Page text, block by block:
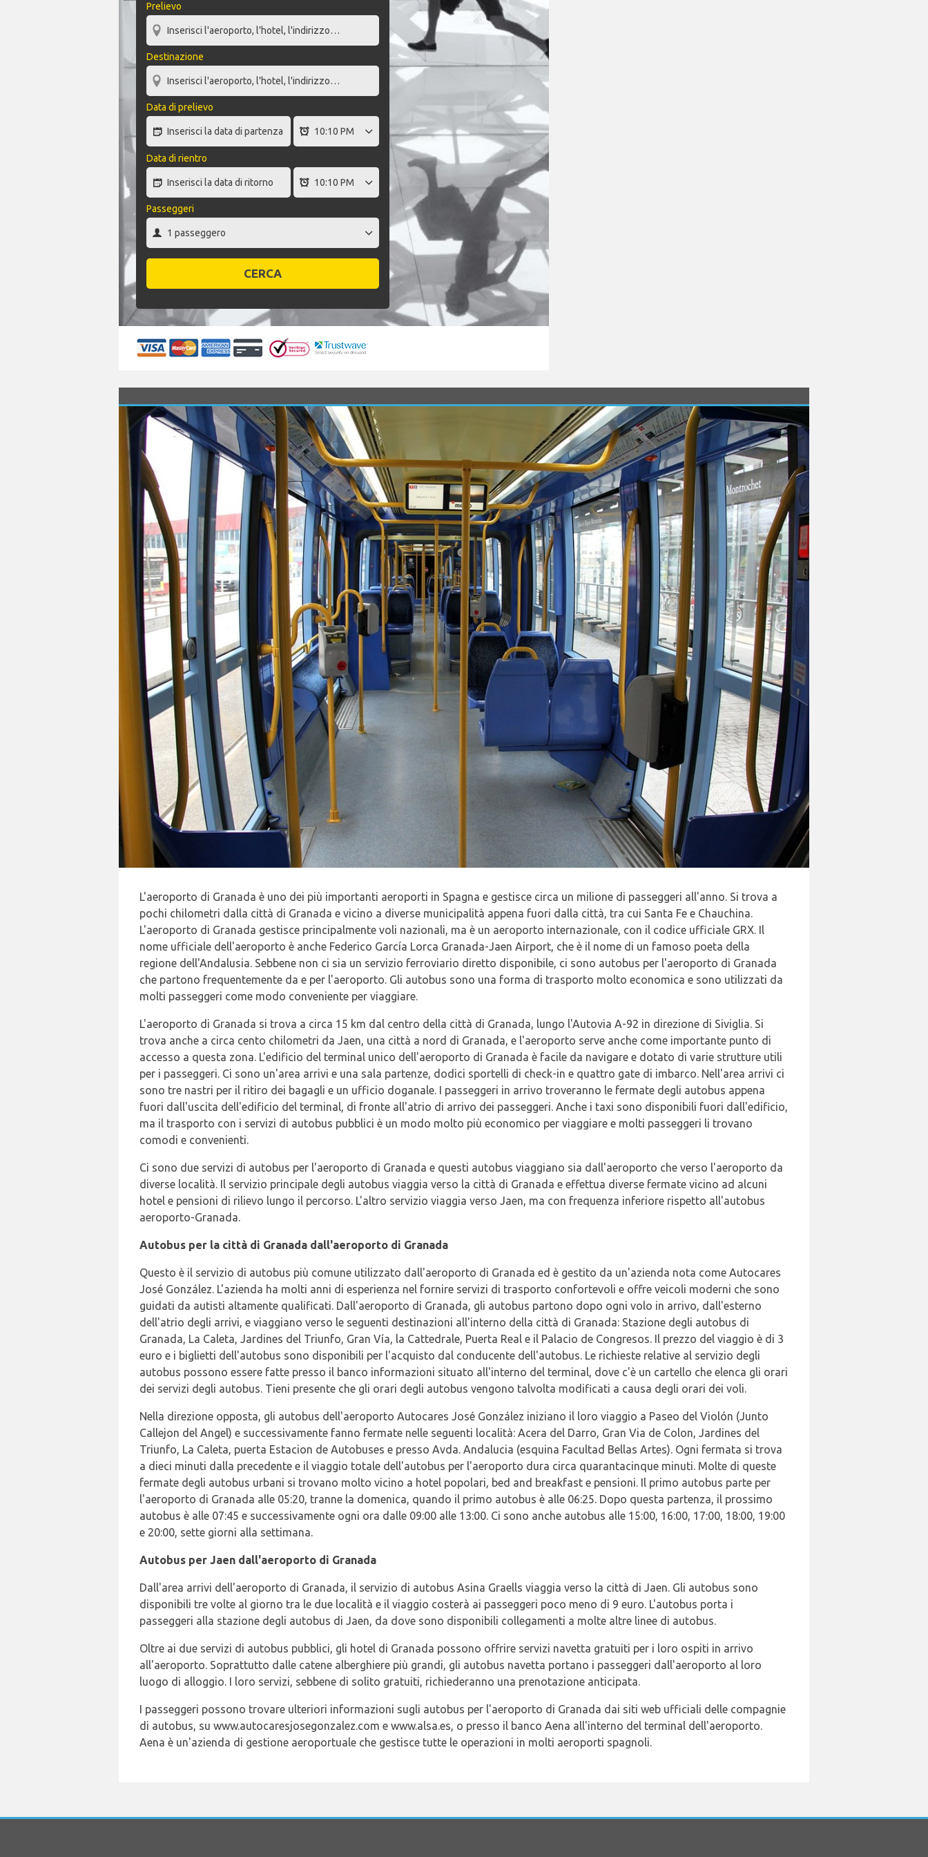
Prelievo
Destinazione
Data di prelievo
Data di rientro
Passeggeri
CERCA
L'aeroporto di Granada è uno dei più importanti aeroporti in Spagna e gestisce circa un milione di passeggeri all'anno. Si trova a
pochi chilometri dalla città di Granada e vicino a diverse municipalità appena fuori dalla città, tra cui Santa Fe e Chauchina.
L'aeroporto di Granada gestisce principalmente voli nazionali, ma è un aeroporto internazionale, con il codice ufficiale GRX. Il
nome ufficiale dell'aeroporto è anche Federico García Lorca Granada-Jaen Airport, che è il nome di un famoso poeta della
regione dell'Andalusia. Sebbene non ci sia un servizio ferroviario diretto disponibile, ci sono autobus per l'aeroporto di Granada
che partono frequentemente da e per l'aeroporto. Gli autobus sono una forma di trasporto molto economica e sono utilizzati da
molti passeggeri come modo conveniente per viaggiare.
L'aeroporto di Granada si trova a circa 15 km dal centro della città di Granada, lungo l'Autovia A-92 in direzione di Siviglia. Si
trova anche a circa cento chilometri da Jaen, una città a nord di Granada, e l'aeroporto serve anche come importante punto di
accesso a questa zona. L'edificio del terminal unico dell'aeroporto di Granada è facile da navigare e dotato di varie strutture utili
per i passeggeri. Ci sono un'area arrivi e una sala partenze, dodici sportelli di check-in e quattro gate di imbarco. Nell'area arrivi ci
sono tre nastri per il ritiro dei bagagli e un ufficio doganale. I passeggeri in arrivo troveranno le fermate degli autobus appena
fuori dall'uscita dell'edificio del terminal, di fronte all'atrio di arrivo dei passeggeri. Anche i taxi sono disponibili fuori dall'edificio,
ma il trasporto con i servizi di autobus pubblici è un modo molto più economico per viaggiare e molti passeggeri li trovano
comodi e convenienti.
Ci sono due servizi di autobus per l'aeroporto di Granada e questi autobus viaggiano sia dall'aeroporto che verso l'aeroporto da
diverse località. Il servizio principale degli autobus viaggia verso la città di Granada e effettua diverse fermate vicino ad alcuni
hotel e pensioni di rilievo lungo il percorso. L'altro servizio viaggia verso Jaen, ma con frequenza inferiore rispetto all'autobus
aeroporto-Granada.
Autobus per la città di Granada dall'aeroporto di Granada
Questo è il servizio di autobus più comune utilizzato dall'aeroporto di Granada ed è gestito da un'azienda nota come Autocares
José González. L'azienda ha molti anni di esperienza nel fornire servizi di trasporto confortevoli e offre veicoli moderni che sono
guidati da autisti altamente qualificati. Dall'aeroporto di Granada, gli autobus partono dopo ogni volo in arrivo, dall'esterno
dell'atrio degli arrivi, e viaggiano verso le seguenti destinazioni all'interno della città di Granada: Stazione degli autobus di
Granada, La Caleta, Jardines del Triunfo, Gran Vía, la Cattedrale, Puerta Real e il Palacio de Congresos. Il prezzo del viaggio è di 3
euro e i biglietti dell'autobus sono disponibili per l'acquisto dal conducente dell'autobus. Le richieste relative al servizio degli
autobus possono essere fatte presso il banco informazioni situato all'interno del terminal, dove c'è un cartello che elenca gli orari
dei servizi degli autobus. Tieni presente che gli orari degli autobus vengono talvolta modificati a causa degli orari dei voli.
Nella direzione opposta, gli autobus dell'aeroporto Autocares José González iniziano il loro viaggio a Paseo del Violón (Junto
Callejon del Angel) e successivamente fanno fermate nelle seguenti località: Acera del Darro, Gran Via de Colon, Jardines del
Triunfo, La Caleta, puerta Estacion de Autobuses e presso Avda. Andalucia (esquina Facultad Bellas Artes). Ogni fermata si trova
a dieci minuti dalla precedente e il viaggio totale dell'autobus per l'aeroporto dura circa quarantacinque minuti. Molte di queste
fermate degli autobus urbani si trovano molto vicino a hotel popolari, bed and breakfast e pensioni. Il primo autobus parte per
l'aeroporto di Granada alle 05:20, tranne la domenica, quando il primo autobus è alle 06:25. Dopo questa partenza, il prossimo
autobus è alle 07:45 e successivamente ogni ora dalle 09:00 alle 13:00. Ci sono anche autobus alle 15:00, 16:00, 17:00, 18:00, 19:00
e 20:00, sette giorni alla settimana.
Autobus per Jaen dall'aeroporto di Granada
Dall'area arrivi dell'aeroporto di Granada, il servizio di autobus Asina Graells viaggia verso la città di Jaen. Gli autobus sono
disponibili tre volte al giorno tra le due località e il viaggio costerà ai passeggeri poco meno di 9 euro. L'autobus porta i
passeggeri alla stazione degli autobus di Jaen, da dove sono disponibili collegamenti a molte altre linee di autobus.
Oltre ai due servizi di autobus pubblici, gli hotel di Granada possono offrire servizi navetta gratuiti per i loro ospiti in arrivo
all'aeroporto. Soprattutto dalle catene alberghiere più grandi, gli autobus navetta portano i passeggeri dall'aeroporto al loro
luogo di alloggio. I loro servizi, sebbene di solito gratuiti, richiederanno una prenotazione anticipata.
I passeggeri possono trovare ulteriori informazioni sugli autobus per l'aeroporto di Granada dai siti web ufficiali delle compagnie
di autobus, su www.autocaresjosegonzalez.com e www.alsa.es, o presso il banco Aena all'interno del terminal dell'aeroporto.
Aena è un'azienda di gestione aeroportuale che gestisce tutte le operazioni in molti aeroporti spagnoli.